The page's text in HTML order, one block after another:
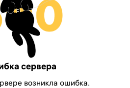
сервера
возникла ошибка.